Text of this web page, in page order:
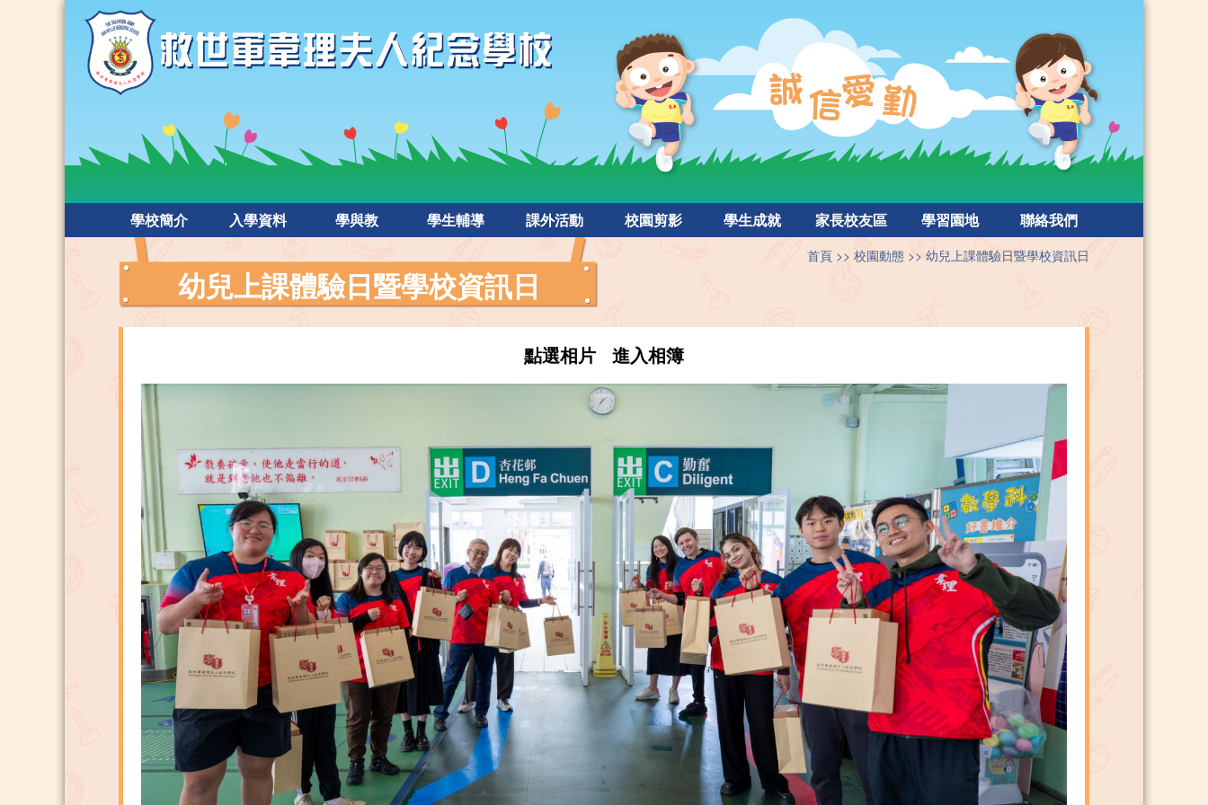
學校簡介 入學資料 學與教 學生輔導 課外活動 校園剪影 學生成就 家長校友區 學習園地 聯絡我們
幼兒上課體驗日暨學校資訊日
首頁 校園動態 幼兒上課體驗日暨學校資訊日
點選相片 進入相簿